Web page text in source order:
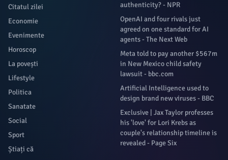
Citatul zilei
Economie
Evenimente
Horoscop
La povești
Lifestyle
Politica
Sanatate
Social
Sport
Știați că
authenticity? - NPR
OpenAI and four rivals just
agreed on one standard for AI
agents - The Next Web
Meta told to pay another $567m
in New Mexico child safety
lawsuit - bbc.com
Artificial Intelligence used to
design brand new viruses - BBC
Exclusive | Jax Taylor professes
his 'love' for Lori Krebs as
couple's relationship timeline is
revealed - Page Six